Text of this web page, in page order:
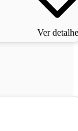
Ver